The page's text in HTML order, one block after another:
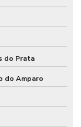
do Prata
do Amparo